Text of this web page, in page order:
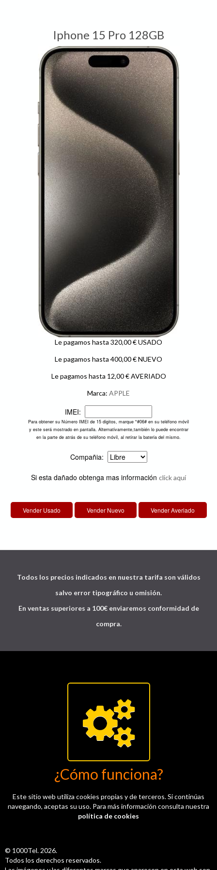
Iphone 15 Pro 128GB
Le pagamos hasta 320,00 € USADO
Le pagamos hasta 400,00 € NUEVO
Le pagamos hasta 12,00 € AVERIADO
Marca: APPLE
IMEI:
Para obtener su Número IMEI de 15 digitos, marque *#06# en su teléfono móvil
y este será mostrado en pantalla. Alternativamente,también lo puede encontrar
en la parte de atrás de su teléfono móvil, al retirar la bateria del mismo.
Compañia:
Si esta dañado obtenga mas información click aquí
Todos los precios indicados en nuestra tarifa son válidos
salvo error tipográfico u omisión.
En ventas superiores a 100€ enviaremos conformidad de
compra.
¿Cómo funciona?
Este sitio web utiliza cookies propias y de terceros. Si continúas
navegando, aceptas su uso. Para más información consulta nuestra
política de cookies
© 1000Tel. 2026.
Todos los derechos reservados.